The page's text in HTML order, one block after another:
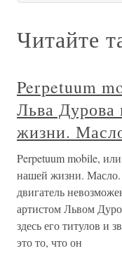
Читайте
Perpetuum
Льва Дурова
жизни.
Perpetuum mobile,
нашей жизни. Масло.
двигатель
артистом Львом
здесь его титулов и
это то, что он